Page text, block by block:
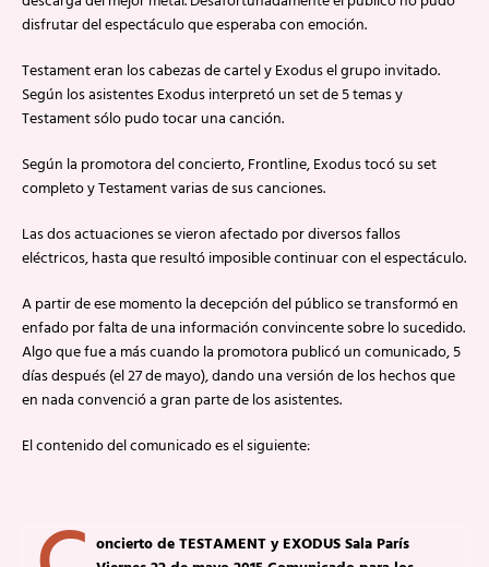
disfrutar del espectáculo que esperaba con emoción.
Testament eran los cabezas de cartel y Exodus el grupo invitado.
Según los asistentes Exodus interpretó un set de 5 temas y
Testament sólo pudo tocar una canción.
Según la promotora del concierto, Frontline, Exodus tocó su set
completo y Testament varias de sus canciones.
Las dos actuaciones se vieron afectado por diversos fallos
eléctricos, hasta que resultó imposible continuar con el espectáculo.
A partir de ese momento la decepción del público se transformó en
enfado por falta de una información convincente sobre lo sucedido.
Algo que fue a más cuando la promotora publicó un comunicado, 5
días después (el 27 de mayo), dando una versión de los hechos que
en nada convenció a gran parte de los asistentes.
El contenido del comunicado es el siguiente:
oncierto de TESTAMENT y EXODUS Sala París